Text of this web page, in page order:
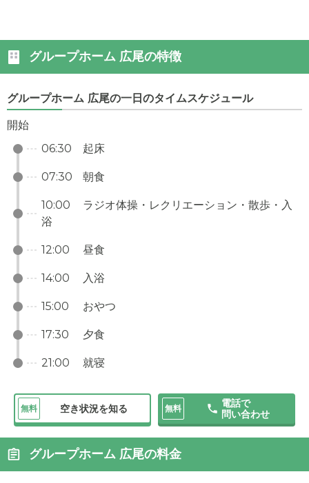
グループホーム 広尾の特徴
グループホーム 広尾の一日のタイムスケジュール
開始
06:30
起床
07:30 朝食
10:00
ラジオ体操・レクリエーション・散歩・入
浴
12:00 昼食
14:00 入浴
15:00 おやつ
17:30 夕食
21:00 就寝
無料 空き状況を知る 無料
電話で
問い合わせ
グループホーム 広尾の料金